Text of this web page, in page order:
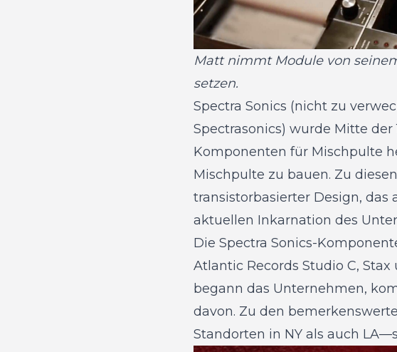
Matt nimmt Module von
setzen.
Spectra Sonics (nicht zu
Spectrasonics) wurde Mitte
Komponenten für Mischpulte
Mischpulte zu bauen. Zu
transistorbasierter Design, das
aktuellen Inkarnation des
Die Spectra Sonics-
Atlantic Records Studio C,
begann das Unternehmen,
davon. Zu den
Standorten in NY als auch